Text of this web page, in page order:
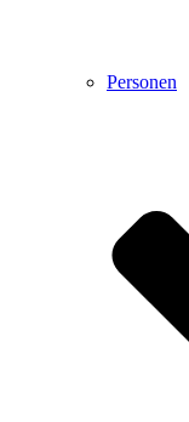
Personen